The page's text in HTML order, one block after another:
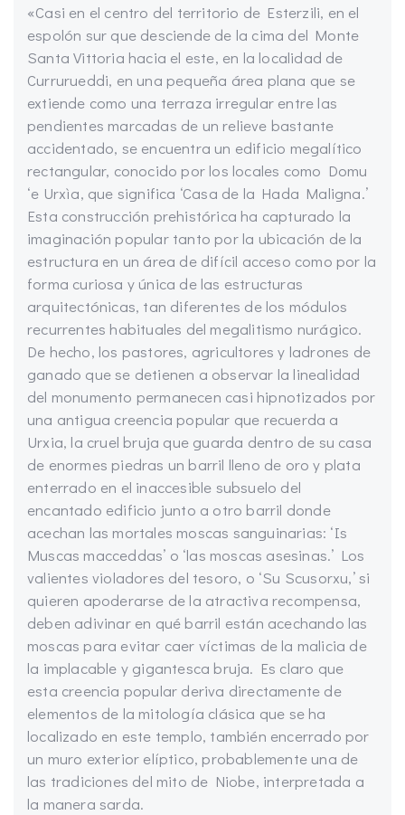
«Casi en el centro del territorio de Esterzili, en el
espolón sur que desciende de la cima del Monte
Santa Vittoria hacia el este, en la localidad de
Currurueddi, en una pequeña área plana que se
extiende como una terraza irregular entre las
pendientes marcadas de un relieve bastante
accidentado, se encuentra un edificio megalítico
rectangular, conocido por los locales como Domu
‘e Urxìa, que significa ‘Casa de la Hada Maligna.’
Esta construcción prehistórica ha capturado la
imaginación popular tanto por la ubicación de la
estructura en un área de difícil acceso como por la
forma curiosa y única de las estructuras
arquitectónicas, tan diferentes de los módulos
recurrentes habituales del megalitismo nurágico.
De hecho, los pastores, agricultores y ladrones de
ganado que se detienen a observar la linealidad
del monumento permanecen casi hipnotizados por
una antigua creencia popular que recuerda a
Urxia, la cruel bruja que guarda dentro de su casa
de enormes piedras un barril lleno de oro y plata
enterrado en el inaccesible subsuelo del
encantado edificio junto a otro barril donde
acechan las mortales moscas sanguinarias: ‘Is
Muscas macceddas’ o ‘las moscas asesinas.’ Los
valientes violadores del tesoro, o ‘Su Scusorxu,’ si
quieren apoderarse de la atractiva recompensa,
deben adivinar en qué barril están acechando las
moscas para evitar caer víctimas de la malicia de
la implacable y gigantesca bruja. Es claro que
esta creencia popular deriva directamente de
elementos de la mitología clásica que se ha
localizado en este templo, también encerrado por
un muro exterior elíptico, probablemente una de
las tradiciones del mito de Niobe, interpretada a
la manera sarda.